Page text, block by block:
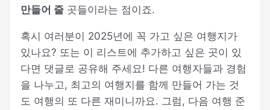
만들어 줄 곳들이라는 점이죠.
혹시 여러분이 2025년에 꼭 가고 싶은 여행지가
있나요? 또는 이 리스트에 추가하고 싶은 곳이 있
다면 댓글로 공유해 주세요! 다른 여행자들과 경험
을 나누고, 최고의 여행지를 함께 만들어 가는 것
도 여행의 또 다른 재미니까요. 그럼, 다음 여행 준